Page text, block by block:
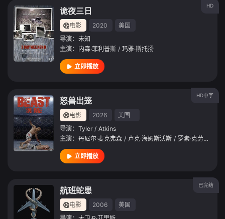
HD
诡夜三日
电影 2020
美国
导演： 未知
主演： 内森·菲利普斯 / 玛雅·斯托扬
立即播放
HD中字
怒兽出笼
电影 2026
美国
导演： Tyler / Atkins
主演： 丹尼尔·麦克弗森 / 卢克·海姆斯沃斯 / 罗素·克劳 /
立即播放
已完结
航班蛇患
电影 2006
美国